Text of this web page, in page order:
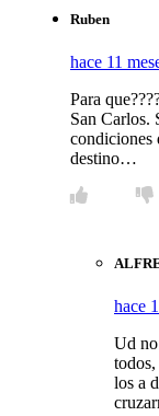
Ruben
hace 11
Para
San Carlos.
condiciones
destino…
hace
Ud no
los a